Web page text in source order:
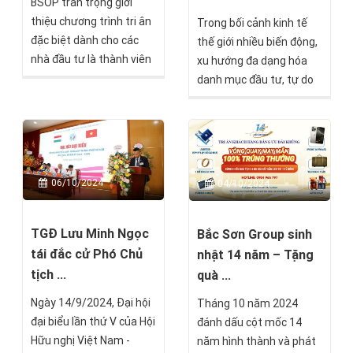
đội và khát vọng vươn
tầm.
BSOP trân trọng giới
thiệu chương trình tri ân
đặc biệt dành cho các
nhà đầu tư là thành viên
quản lý tài sản quốc tế.
Chương trình mang đến
cơ hội quý giá để các nhà
đầu tư khám phá các giải
và xây dựng chiến lược
đầu tư dài hạn hiệu quả.
Trong bối cảnh kinh tế
thế giới nhiều biến động,
xu hướng đa dạng hóa
danh mục đầu tư, tự do
"phương án B" cho tương
lai đang ngày càng trở
nên tất yếu với các nhà
đầu tư. Qua 5 năm, BSOP
EXPO đã đồng hành cùng
Việt Nam, hiện thực hóa
giấc mơ toàn cầu hóa
thông qua các giải pháp
uy tín.
06/10/2024
TGĐ Lưu Minh Ngọc
tái đắc cử Phó Chủ
tịch ...
Ngày 14/9/2024, Đại hội
đại biểu lần thứ V của Hội
Hữu nghị Việt Nam -
04/10/2024
Bắc Sơn Group sinh
nhật 14 năm – Tặng
quà ...
Tháng 10 năm 2024
đánh dấu cột mốc 14
năm hình thành và phát